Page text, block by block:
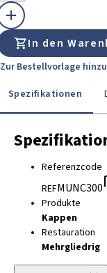
In den
Zur Bestellvorlage
Spezifikationen
Referenzcode
REFMUNC300
Produkte
Kappen
Restauration
Mehrgliedrig